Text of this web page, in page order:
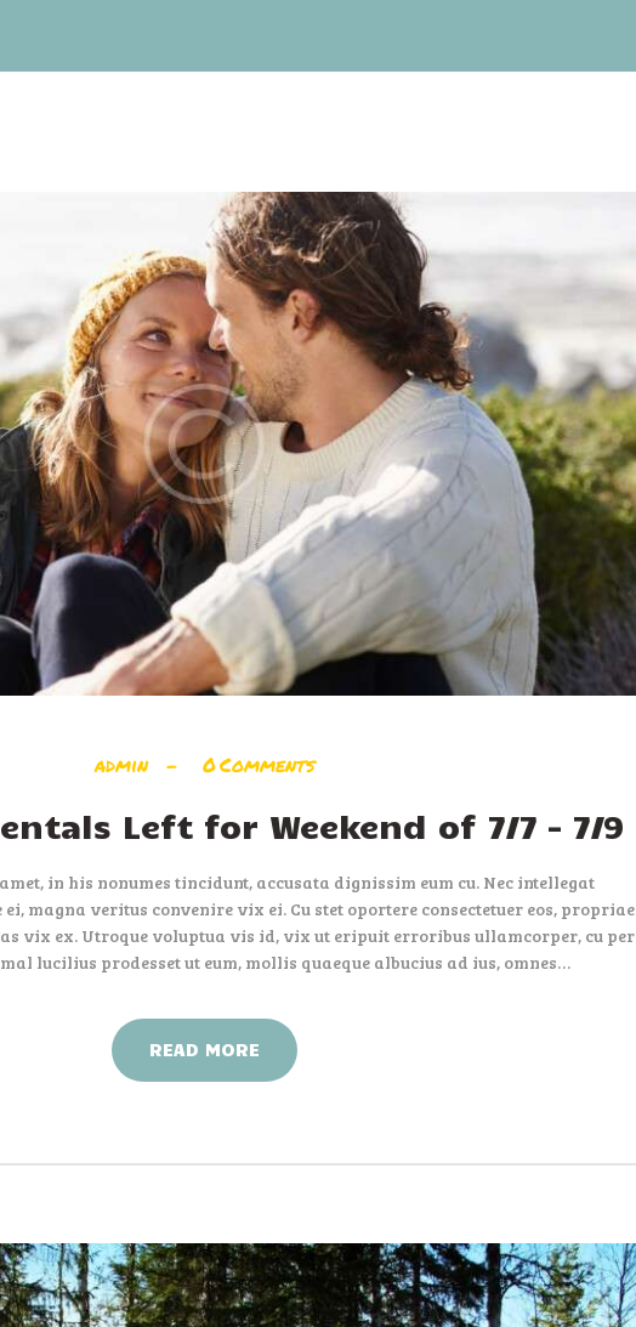
admin 0Comments
Left for Weekend of 7/7 – 7/9
in his nonumes tincidunt, accusata dignissim eum cu. Nec intellegat
magna veritus convenire vix ei. Cu stet oportere consectetuer eos, propriae
vix ex. Utroque voluptua vis id, vix ut eripuit erroribus ullamcorper, cu per
lucilius prodesset ut eum, mollis quaeque albucius ad ius, omnes…
READ MORE